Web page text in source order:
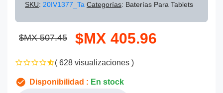
SKU: 20IV1377_Ta Categorías: Baterías Para Tablets
$MX 507.45 $MX 405.96
( 628 visualizaciones )
Disponibilidad : En stock